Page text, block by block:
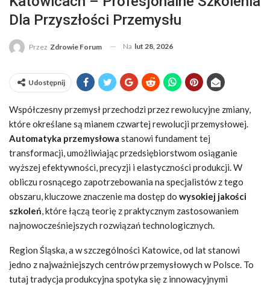
Dla Przyszłości Przemysłu
Przez Zdrowie Forum Na lut 28, 2026
Udostępnij
Współczesny przemysł przechodzi przez rewolucyjne zmiany,
które określane są mianem czwartej rewolucji przemysłowej.
Automatyka przemysłowa stanowi fundament tej
transformacji, umożliwiając przedsiębiorstwom osiąganie
wyższej efektywności, precyzji i elastyczności produkcji. W
obliczu rosnącego zapotrzebowania na specjalistów z tego
obszaru, kluczowe znaczenie ma dostęp do wysokiej jakości
szkoleń, które łączą teorię z praktycznym zastosowaniem
najnowocześniejszych rozwiązań technologicznych.
Region Śląska, a w szczególności Katowice, od lat stanowi
jedno z najważniejszych centrów przemysłowych w Polsce. To
tutaj tradycja produkcyjna spotyka się z innowacyjnymi